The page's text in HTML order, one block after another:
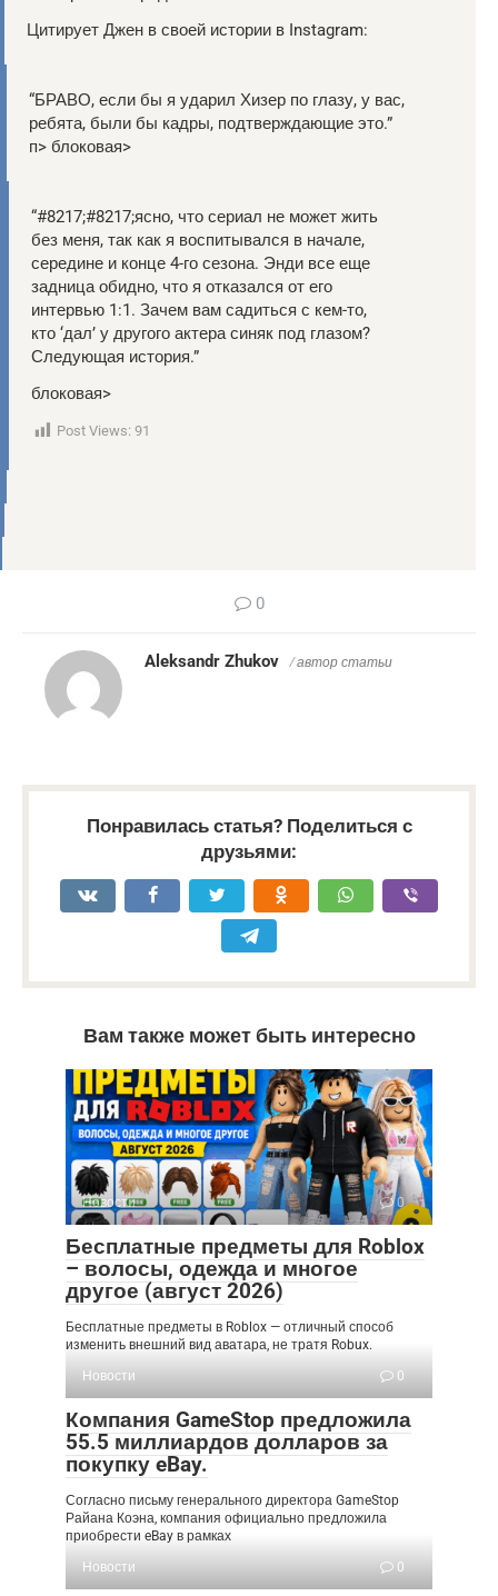
Цитирует Джен в своей истории в Instagram:
“БРАВО, если бы я ударил Хизер по глазу, у вас,
ребята, были бы кадры, подтверждающие это.”
п> блоковая>
“#8217;#8217;ясно, что сериал не может жить
без меня, так как я воспитывался в начале,
середине и конце 4-го сезона. Энди все еще
задница обидно, что я отказался от его
интервью 1:1. Зачем вам садиться с кем-то,
кто ‘дал’ у другого актера синяк под глазом?
Следующая история.”
блоковая>
Post Views: 91
0
Aleksandr Zhukov / автор статьи
Понравилась статья? Поделиться с
друзьями:
Вам также может быть интересно
Новости 0
Бесплатные предметы для Roblox
– волосы, одежда и многое
другое (август 2026)
Бесплатные предметы в Roblox — отличный способ
изменить внешний вид аватара, не тратя Robux.
Новости
0
Компания GameStop предложила
55.5 миллиардов долларов за
покупку eBay.
Согласно письму генерального директора GameStop
Райана Коэна, компания официально предложила
приобрести eBay в рамках
Новости
0